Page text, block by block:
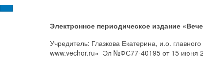
Электронное периодическое издание
Учредитель: Глазкова Екатерина, и.о.
www.vechor.ru» Эл №ФС77-40195 от 15 июня